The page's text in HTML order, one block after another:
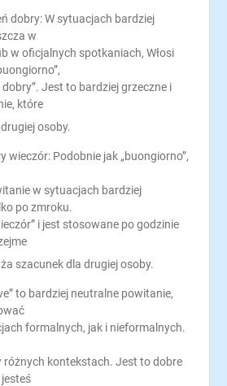
dobry: W sytuacjach bardziej
w
w oficjalnych spotkaniach, Włosi
Jest to bardziej grzeczne i
które
osoby.
wieczór: Podobnie jak „buongiorno”,
w sytuacjach bardziej
po zmroku.
i jest stosowane po godzinie
szacunek dla drugiej osoby.
to bardziej neutralne powitanie,
formalnych, jak i nieformalnych.
różnych kontekstach. Jest to dobre